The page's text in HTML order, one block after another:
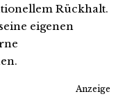
Rückhalt.
eigenen
Anzeige